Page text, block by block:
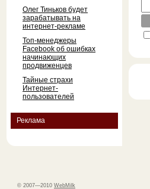
Олег Тиньков будет
зарабатывать на
интернет-рекламе
Топ-менеджеры
Facebook об ошибках
начинающих
продвиженцев
Тайные страхи
Интернет-
пользователей
Реклама
© 2007—2010 WebMilk